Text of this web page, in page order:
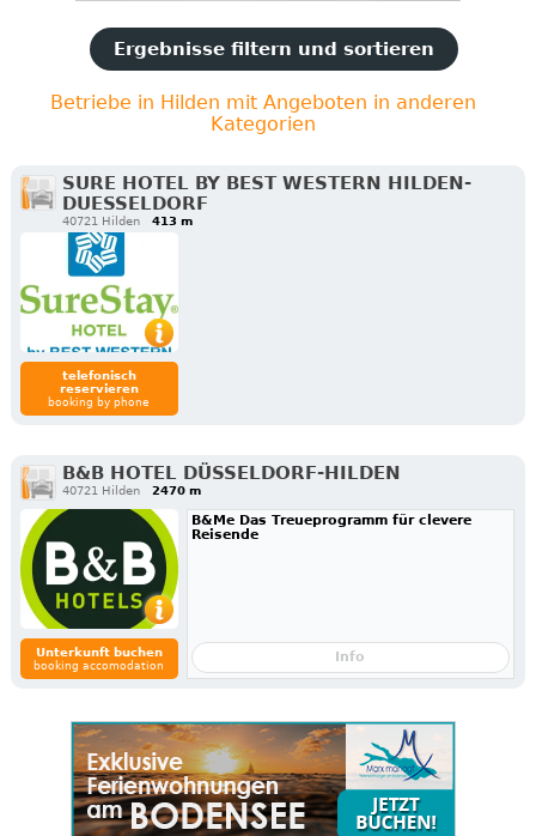
Ergebnisse filtern und sortieren
Betriebe in Hilden mit Angeboten in anderen
Kategorien
SURE HOTEL BY BEST WESTERN HILDEN-
DUESSELDORF
40721 Hilden 413 m
telefonisch
reservieren
booking by phone
B&B HOTEL DÜSSELDORF-HILDEN
40721 Hilden 2470 m
Unterkunft buchen
booking accomodation
B&Me Das Treueprogramm für clevere
Reisende
Info